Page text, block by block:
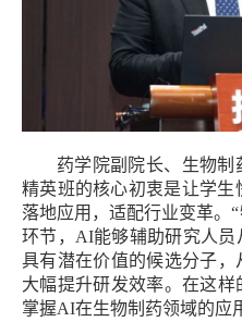
药学院副院长、生物
精英班的核心初衷是让学生
落地应用，适配行业变革。
环节，AI能够辅助研究人员
具有潜在价值的候选分子，
大幅提升研发效率。在这
掌握AI在生物制药领域的应